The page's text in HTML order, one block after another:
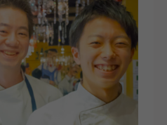
を豊富に取り揃えており、
わせをお楽しみいただいて
運営をできていますが、も
環境づくりをしていくため
った仲間を募集中です！